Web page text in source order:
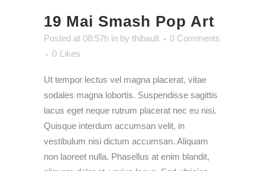
19 Mai Smash Pop Art
Posted at 08:57h in by thibault
0 Comments
0 Likes
Ut tempor lectus vel magna placerat, vitae
sodales magna lobortis. Suspendisse sagittis
lacus eget neque rutrum placerat nec eu nisi.
Quisque interdum accumsan velit, in
vestibulum nisi dictum accumsan. Aliquam
non laoreet nulla. Phasellus at enim blandit,